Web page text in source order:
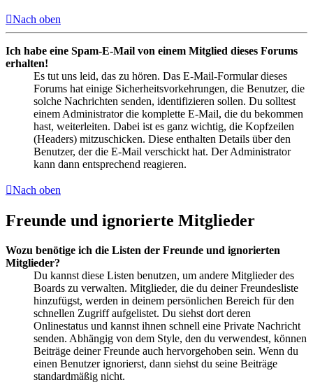
Nach oben
Ich habe eine Spam-E-Mail von einem Mitglied dieses Forums
erhalten!
Es tut uns leid, das zu hören. Das E-Mail-Formular dieses
Forums hat einige Sicherheitsvorkehrungen, die Benutzer, die
solche Nachrichten senden, identifizieren sollen. Du solltest
einem Administrator die komplette E-Mail, die du bekommen
hast, weiterleiten. Dabei ist es ganz wichtig, die Kopfzeilen
(Headers) mitzuschicken. Diese enthalten Details über den
Benutzer, der die E-Mail verschickt hat. Der Administrator
kann dann entsprechend reagieren.
Nach oben
Freunde und ignorierte Mitglieder
Wozu benötige ich die Listen der Freunde und ignorierten
Mitglieder?
Du kannst diese Listen benutzen, um andere Mitglieder des
Boards zu verwalten. Mitglieder, die du deiner Freundesliste
hinzufügst, werden in deinem persönlichen Bereich für den
schnellen Zugriff aufgelistet. Du siehst dort deren
Onlinestatus und kannst ihnen schnell eine Private Nachricht
senden. Abhängig von dem Style, den du verwendest, können
Beiträge deiner Freunde auch hervorgehoben sein. Wenn du
einen Benutzer ignorierst, dann siehst du seine Beiträge
standardmäßig nicht.